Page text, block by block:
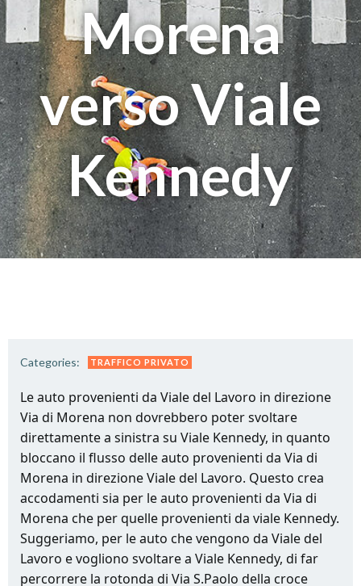
Morena
verso Viale
Kennedy
Categories: TRAFFICO PRIVATO
Le auto provenienti da Viale del Lavoro in direzione
Via di Morena non dovrebbero poter svoltare
direttamente a sinistra su Viale Kennedy, in quanto
bloccano il flusso delle auto provenienti da Via di
Morena in direzione Viale del Lavoro. Questo crea
accodamenti sia per le auto provenienti da Via di
Morena che per quelle provenienti da viale Kennedy.
Suggeriamo, per le auto che vengono da Viale del
Lavoro e vogliono svoltare a Viale Kennedy, di far
percorrere la rotonda di Via S.Paolo della croce